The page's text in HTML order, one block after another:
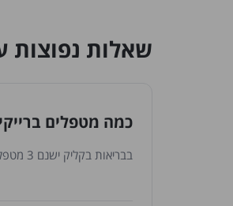
שאלות נפוצות
כמה מטפלים
בבריאות בקליק ישנם 3 מטפלים מאושרים ברייקי בירושלים. הרשימה מתעדכנת באופן שוטף עם הצטרפות מטפלים חדשים.